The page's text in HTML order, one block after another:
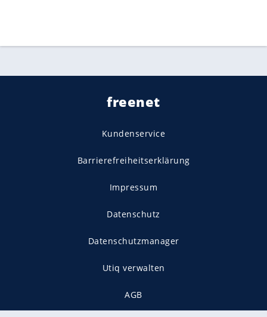
freenet
Kundenservice
Barrierefreiheitserklärung
Impressum
Datenschutz
Datenschutzmanager
Utiq verwalten
AGB